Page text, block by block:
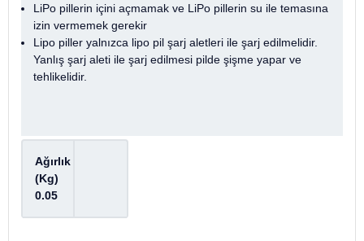
LiPo pillerin içini açmamak ve LiPo pillerin su ile temasına
izin vermemek gerekir
Lipo piller yalnızca lipo pil şarj aletleri ile şarj edilmelidir.
Yanlış şarj aleti ile şarj edilmesi pilde şişme yapar ve
tehlikelidir.
Ağırlık
(Kg)
0.05